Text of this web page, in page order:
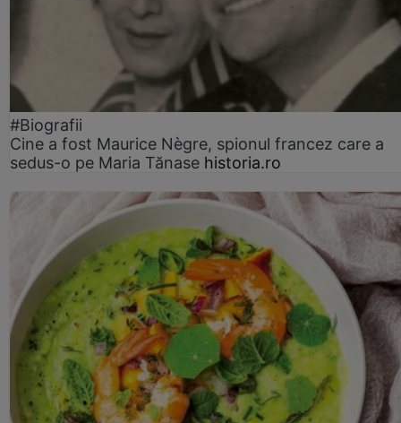
#Biografii
Cine a fost Maurice Nègre, spionul francez care a
sedus-o pe Maria Tănase historia.ro